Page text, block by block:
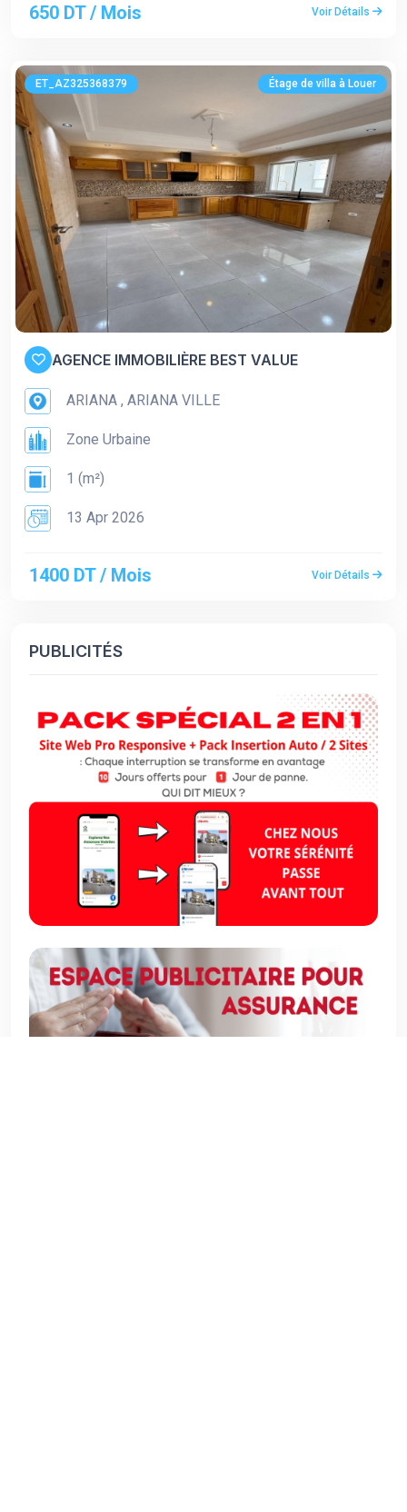
650 DT / Mois Voir Détails
ET_AZ325368379 Étage de villa à Louer
AGENCE IMMOBILIÈRE BEST VALUE
ARIANA , ARIANA VILLE
Zone Urbaine
1 (m²)
13 Apr 2026
1400 DT / Mois Voir Détails
PUBLICITÉS